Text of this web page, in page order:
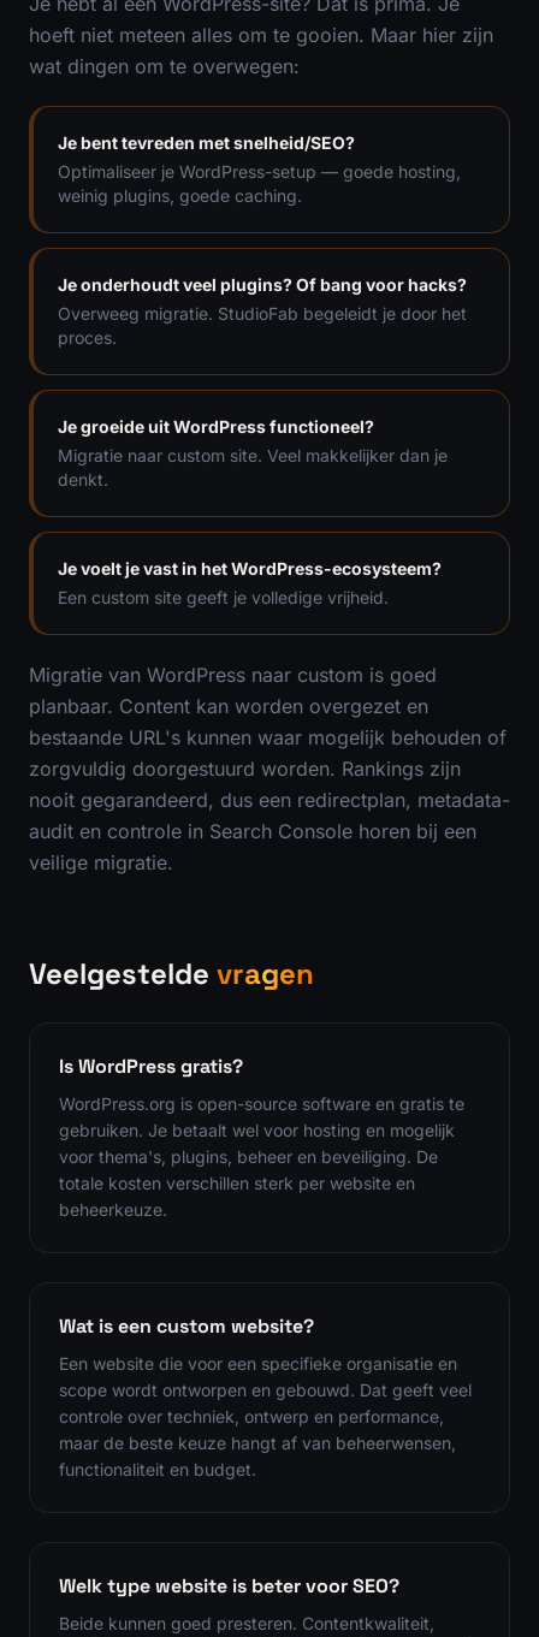
hoeft niet meteen alles om te gooien. Maar hier zijn
wat dingen om te overwegen:
Je bent tevreden met snelheid/SEO?
Optimaliseer je WordPress-setup — goede hosting,
weinig plugins, goede caching.
Je onderhoudt veel plugins? Of bang voor hacks?
Overweeg migratie. StudioFab begeleidt je door het
proces.
Je groeide uit WordPress functioneel?
Migratie naar custom site. Veel makkelijker dan je
denkt.
Je voelt je vast in het WordPress-ecosysteem?
Een custom site geeft je volledige vrijheid.
Migratie van WordPress naar custom is goed
planbaar. Content kan worden overgezet en
bestaande URL's kunnen waar mogelijk behouden of
zorgvuldig doorgestuurd worden. Rankings zijn
nooit gegarandeerd, dus een redirectplan, metadata-
audit en controle in Search Console horen bij een
veilige migratie.
Veelgestelde vragen
Is WordPress gratis?
WordPress.org is open-source software en gratis te
gebruiken. Je betaalt wel voor hosting en mogelijk
voor thema's, plugins, beheer en beveiliging. De
totale kosten verschillen sterk per website en
beheerkeuze.
Wat is een custom website?
Een website die voor een specifieke organisatie en
scope wordt ontworpen en gebouwd. Dat geeft veel
controle over techniek, ontwerp en performance,
maar de beste keuze hangt af van beheerwensen,
functionaliteit en budget.
Welk type website is beter voor SEO?
Beide kunnen goed presteren. Contentkwaliteit,